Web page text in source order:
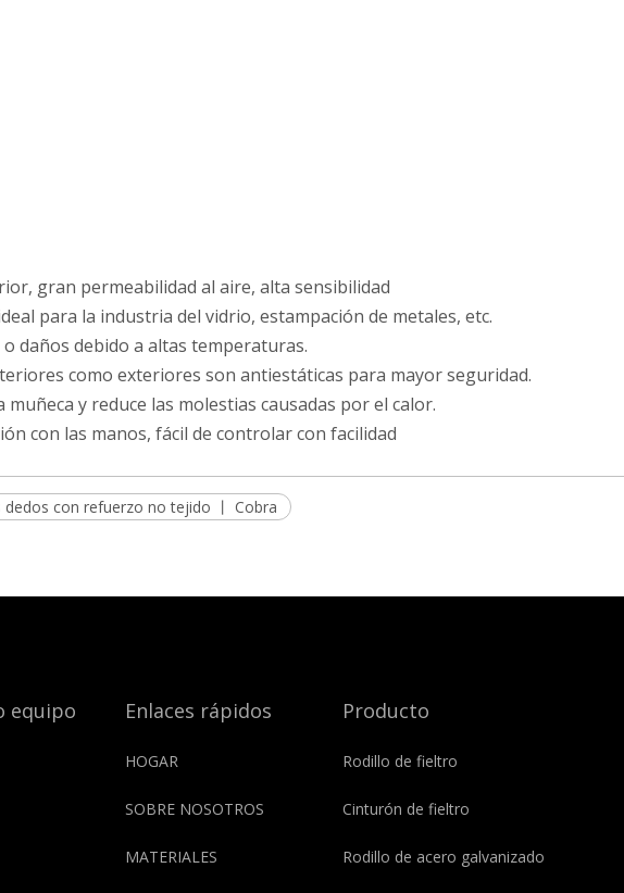
gran permeabilidad al aire, alta sensibilidad
para la industria del vidrio, estampación de metales, etc.
daños debido a altas temperaturas.
como exteriores son antiestáticas para mayor seguridad.
muñeca y reduce las molestias causadas por el calor.
con las manos, fácil de controlar con facilidad
con refuerzo no tejido 丨 Cobra
equipo Enlaces rápidos
HOGAR
SOBRE NOSOTROS
MATERIALES
Producto
Rodillo de fieltro
Cinturón de fieltro
Rodillo de acero galvanizado